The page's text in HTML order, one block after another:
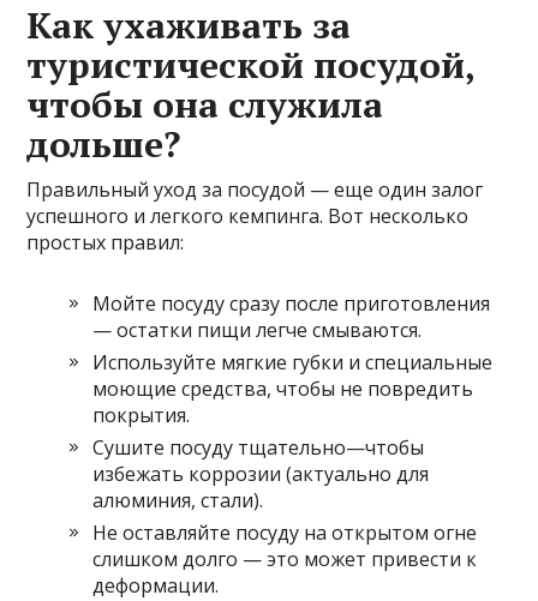
Как ухаживать за
туристической посудой,
чтобы она служила
дольше?
Правильный уход за посудой — еще один залог
успешного и легкого кемпинга. Вот несколько
простых правил:
Мойте посуду сразу после приготовления
— остатки пищи легче смываются.
Используйте мягкие губки и специальные
моющие средства, чтобы не повредить
покрытия.
Сушите посуду тщательно—чтобы
избежать коррозии (актуально для
алюминия, стали).
Не оставляйте посуду на открытом огне
слишком долго — это может привести к
деформации.